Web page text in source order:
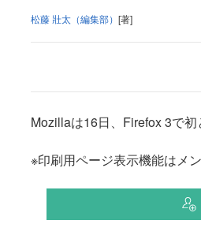
松藤 壯太（編集部） [著]
Mozillaは16日、Firefox 3で初
※印刷用ページ表示機能はメ